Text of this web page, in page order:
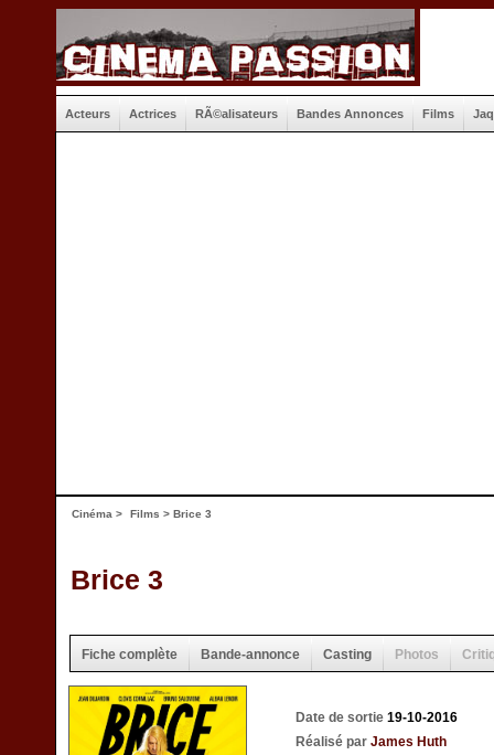
Acteurs Actrices RÃ©alisateurs Bandes Annonces Films
Cinéma > Films > Brice 3
Brice 3
Fiche complète Bande-annonce Casting Photos
Date de sortie 19-10-2016
Réalisé par James Huth